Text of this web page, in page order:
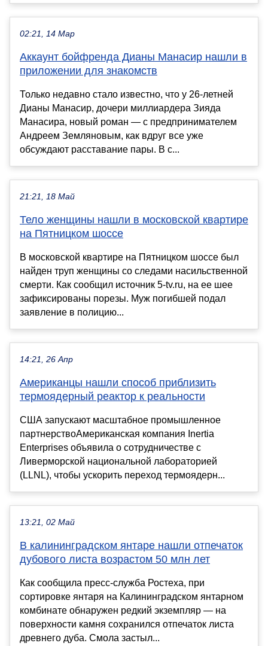
02:21, 14 Мар
Аккаунт бойфренда Дианы Манасир нашли в
приложении для знакомств
Только недавно стало известно, что у 26-летней
Дианы Манасир, дочери миллиардера Зияда
Манасира, новый роман — с предпринимателем
Андреем Земляновым, как вдруг все уже
обсуждают расставание пары. В с...
21:21, 18 Май
Тело женщины нашли в московской квартире
на Пятницком шоссе
В московской квартире на Пятницком шоссе был
найден труп женщины со следами насильственной
смерти. Как сообщил источник 5-tv.ru, на ее шее
зафиксированы порезы. Муж погибшей подал
заявление в полицию...
14:21, 26 Апр
Американцы нашли способ приблизить
термоядерный реактор к реальности
США запускают масштабное промышленное
партнерствоАмериканская компания Inertia
Enterprises объявила о сотрудничестве с
Ливерморской национальной лабораторией
(LLNL), чтобы ускорить переход термоядерн...
13:21, 02 Май
В калининградском янтаре нашли отпечаток
дубового листа возрастом 50 млн лет
Как сообщила пресс-служба Ростеха, при
сортировке янтаря на Калининградском янтарном
комбинате обнаружен редкий экземпляр — на
поверхности камня сохранился отпечаток листа
древнего дуба. Смола застыл...